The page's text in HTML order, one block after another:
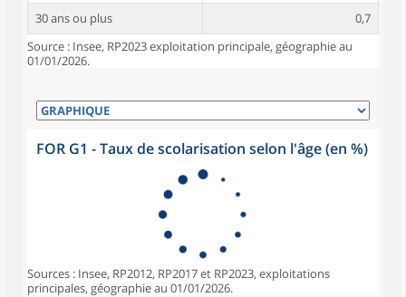
30 ans ou plus
0,7
Source : Insee, RP2023 exploitation principale, géographie au
01/01/2026.
FOR G1 - Taux de scolarisation selon l'âge (en %)
Sources : Insee, RP2012, RP2017 et RP2023, exploitations
principales, géographie au 01/01/2026.